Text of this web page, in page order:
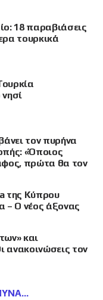
18 παραβιάσεις
τουρκικά
τον πυρήνα
«Όποιος
πρώτα θα τον
της Κύπρου
– Ο νέος άξονας
και
ανακοινώσεις τον